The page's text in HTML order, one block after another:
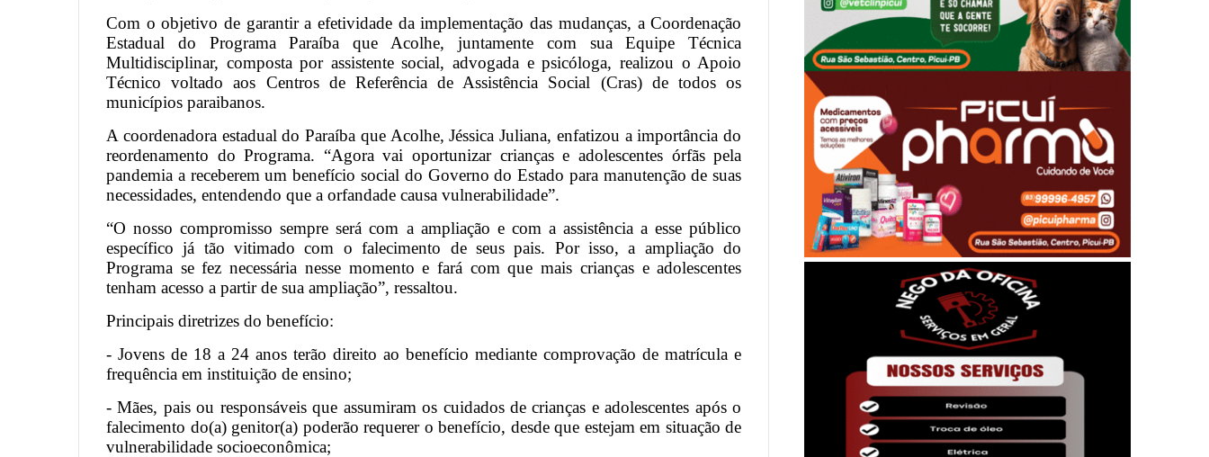
Com o objetivo de garantir a efetividade da implementação das mudanças, a Coordenação
Estadual do Programa Paraíba que Acolhe, juntamente com sua Equipe Técnica
Multidisciplinar, composta por assistente social, advogada e psicóloga, realizou o Apoio
Técnico voltado aos Centros de Referência de Assistência Social (Cras) de todos os
municípios paraibanos.
A coordenadora estadual do Paraíba que Acolhe, Jéssica Juliana, enfatizou a importância do
reordenamento do Programa. “Agora vai oportunizar crianças e adolescentes órfãs pela
pandemia a receberem um benefício social do Governo do Estado para manutenção de suas
necessidades, entendendo que a orfandade causa vulnerabilidade”.
“O nosso compromisso sempre será com a ampliação e com a assistência a esse público
específico já tão vitimado com o falecimento de seus pais. Por isso, a ampliação do
Programa se fez necessária nesse momento e fará com que mais crianças e adolescentes
tenham acesso a partir de sua ampliação”, ressaltou.
Principais diretrizes do benefício:
- Jovens de 18 a 24 anos terão direito ao benefício mediante comprovação de matrícula e
frequência em instituição de ensino;
- Mães, pais ou responsáveis que assumiram os cuidados de crianças e adolescentes após o
falecimento do(a) genitor(a) poderão requerer o benefício, desde que estejam em situação de
vulnerabilidade socioeconômica;